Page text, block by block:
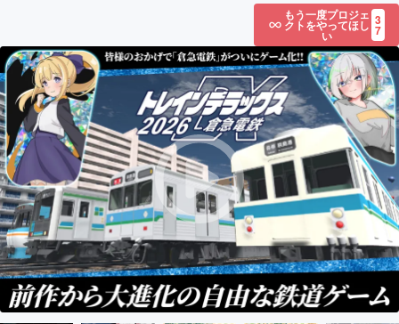
もう一度プロジェ
クトをやってほし
い
3
7